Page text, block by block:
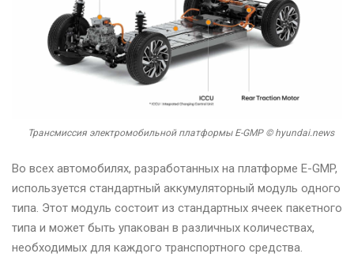
Трансмиссия электромобильной платформы E-GMP © hyundai.news
Во всех автомобилях, разработанных на платформе E-GMP,
используется стандартный аккумуляторный модуль одного
типа. Этот модуль состоит из стандартных ячеек пакетного
типа и может быть упакован в различных количествах,
необходимых для каждого транспортного средства.